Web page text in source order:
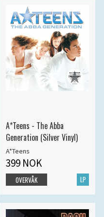
A*Teens - The Abba
Generation (Silver Vinyl)
A*Teens
399 NOK
LP
OVERVÅK